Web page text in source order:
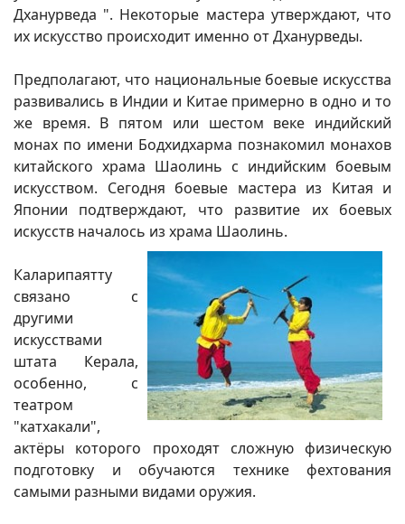
Дханурведа ". Некоторые мастера утверждают, что
их искусство происходит именно от Дханурведы.
Предполагают, что национальные боевые искусства
развивались в Индии и Китае примерно в одно и то
же время. В пятом или шестом веке индийский
монах по имени Бодхидхарма познакомил монахов
китайского храма Шаолинь с индийским боевым
искусством. Сегодня боевые мастера из Китая и
Японии подтверждают, что развитие их боевых
искусств началось из храма Шаолинь.
Каларипаятту
связано с
другими
искусствами
штата Керала,
особенно, с
театром
"катхакали",
актёры которого проходят сложную физическую
подготовку и обучаются технике фехтования
самыми разными видами оружия.